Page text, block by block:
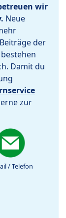
wir
Neue
der
Damit du
zur
/ Telefon